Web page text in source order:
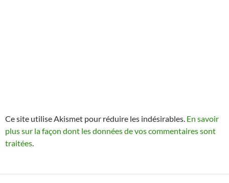
Ce site utilise Akismet pour réduire les indésirables. En savoir
plus sur la façon dont les données de vos commentaires sont
traitées.